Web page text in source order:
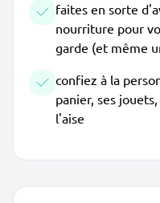
faites en sorte
nourriture pour
garde (et même
confiez à la
panier, ses
l'aise